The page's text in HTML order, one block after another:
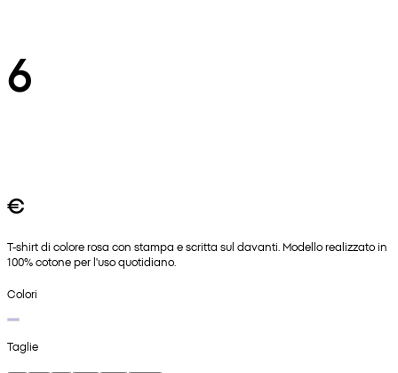
6
€
T-shirt di colore rosa con stampa e scritta sul davanti. Modello realizzato in
100% cotone per l'uso quotidiano.
Colori
Taglie